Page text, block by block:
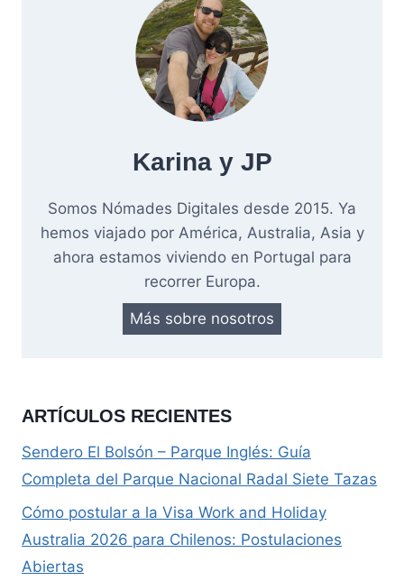
Karina y JP
Somos Nómades Digitales desde 2015. Ya
hemos viajado por América, Australia, Asia y
ahora estamos viviendo en Portugal para
recorrer Europa.
Más sobre nosotros
ARTÍCULOS RECIENTES
Sendero El Bolsón – Parque Inglés: Guía
Completa del Parque Nacional Radal Siete Tazas
Cómo postular a la Visa Work and Holiday
Australia 2026 para Chilenos: Postulaciones
Abiertas